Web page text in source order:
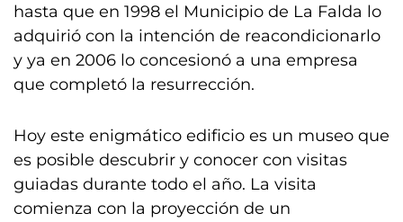
hasta que en 1998 el Municipio de La Falda lo
adquirió con la intención de reacondicionarlo
y ya en 2006 lo concesionó a una empresa
que completó la resurrección.
Hoy este enigmático edificio es un museo que
es posible descubrir y conocer con visitas
guiadas durante todo el año. La visita
comienza con la proyección de un